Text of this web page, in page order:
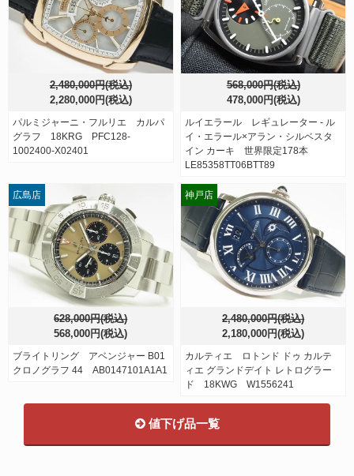
2,480,000円(税込)
2,280,000円(税込)
パルミジャーニ・フルリエ カルパ
グラフ 18KRG PFC128-
1002400-X02401
568,000円(税込)
478,000円(税込)
ルイエラール レギュレーター - ル
イ・エラール×アラン・シルベスタ
イン カーキ 世界限定178本
LE85358TT06BTT89
628,000円(税込)
568,000円(税込)
ブライトリング アベンジャー B01
クロノグラフ 44 AB0147101A1A1
広島店
2,480,000円(税込)
2,180,000円(税込)
カルティエ ロトンド ドゥ カルテ
ィエ グランドデイト レトログラー
ド 18KWG W1556241
神戸店
値下げ品一覧